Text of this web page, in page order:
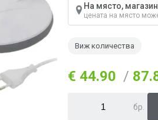
На място,
цената на място
Виж количества
€ 44.90 /
бр.